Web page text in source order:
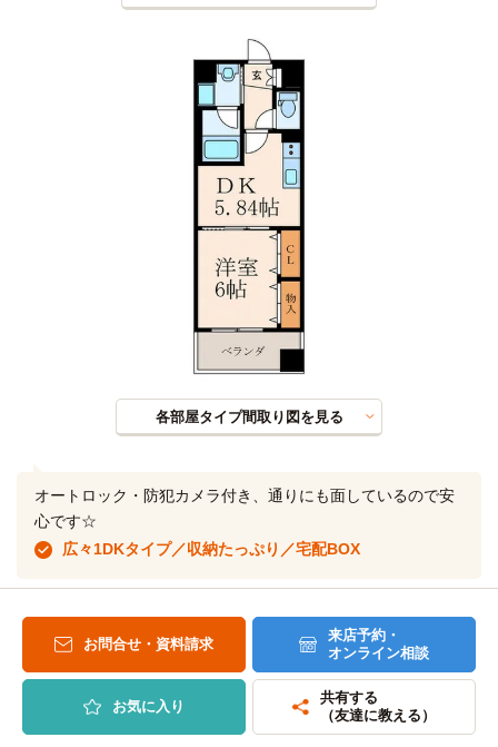
各部屋タイプ間取り図を見る
オートロック・防犯カメラ付き、通りにも面しているので安
心です☆
広々1DKタイプ／収納たっぷり／宅配BOX
お問合せ・資料請求
来店予約・
オンライン相談
お気に入り
共有する
（友達に教える）